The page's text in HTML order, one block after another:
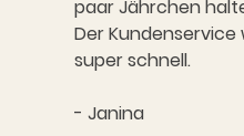
paar Jährchen
Der
super schnell.
- Janina